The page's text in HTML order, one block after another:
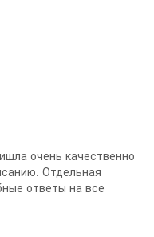
очень качественно
Отдельная
ответы на все